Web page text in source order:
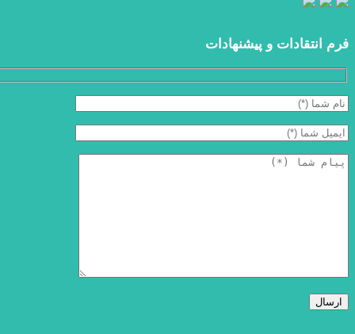
فرم انتقادات و پیشنهادات